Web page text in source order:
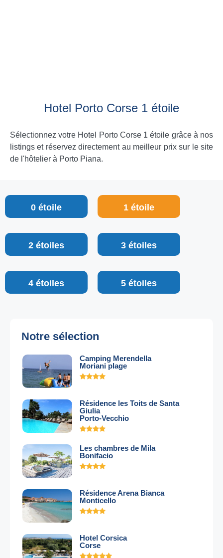
Hotel Porto Corse 1 étoile
Sélectionnez votre Hotel Porto Corse 1 étoile grâce à nos
listings et réservez directement au meilleur prix sur le site
de l'hôtelier à Porto Piana.
0 étoile 1 étoile
2 étoiles 3 étoiles
4 étoiles 5 étoiles
Notre sélection
Camping Merendella
Moriani plage
Résidence les Toits de Santa
Giulia
Porto-Vecchio
Les chambres de Mila
Bonifacio
Résidence Arena Bianca
Monticello
Hotel Corsica
Corse